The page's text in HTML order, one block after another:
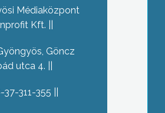
Médiaközpont
Kft.
Göncz
utca 4.
37-311-355